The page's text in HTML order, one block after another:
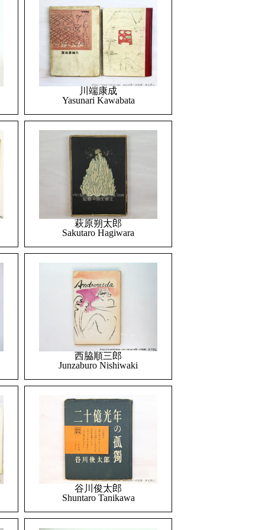
川端康成
Yasunari Kawabata
萩原朔太郎
Sakutaro Hagiwara
西脇順三郎
Junzaburo Nishiwaki
谷川俊太郎
Shuntaro Tanikawa